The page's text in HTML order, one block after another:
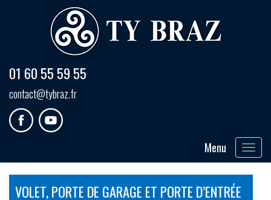
01 60 55 59 55
contact@tybraz.fr
Toggle
Menu
VOLET, PORTE DE GARAGE ET PORTE D’ENTRÉE